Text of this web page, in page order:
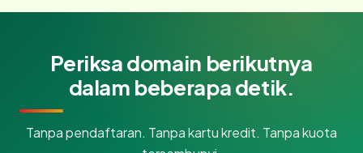
Periksa domain berikutnya
dalam beberapa detik.
Tanpa pendaftaran. Tanpa kartu kredit. Tanpa kuota